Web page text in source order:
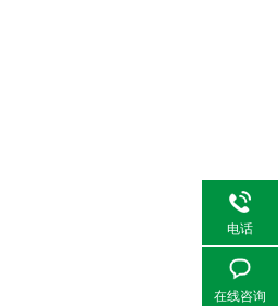
电话
在线咨询